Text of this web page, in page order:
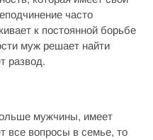
часто
к постоянной борьбе
муж решает найти
развод.
мужчины, имеет
все вопросы в семье, то